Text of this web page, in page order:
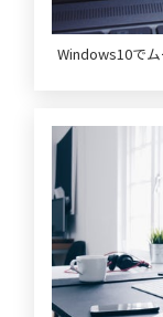
Windows10で